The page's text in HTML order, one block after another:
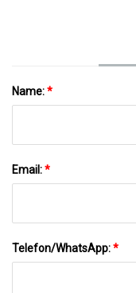
Name:*
Email:*
Telefon/WhatsApp:*